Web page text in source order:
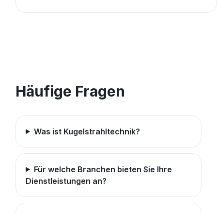
Häufige Fragen
Was ist Kugelstrahltechnik?
Für welche Branchen bieten Sie Ihre
Dienstleistungen an?